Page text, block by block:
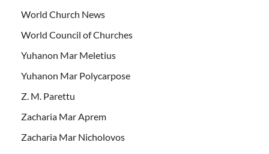
World Church News
World Council of Churches
Yuhanon Mar Meletius
Yuhanon Mar Polycarpose
Z. M. Parettu
Zacharia Mar Aprem
Zacharia Mar Nicholovos